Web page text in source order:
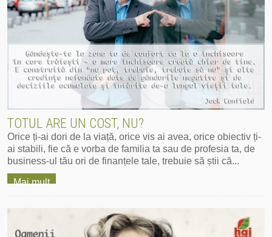
TOTUL ARE UN COST, NU?
Orice ți-ai dori de la viață, orice vis ai avea, orice obiectiv ți-
ai stabili, fie că e vorba de familia ta sau de profesia ta, de
business-ul tău ori de finanțele tale, trebuie să știi că...
Mai mult